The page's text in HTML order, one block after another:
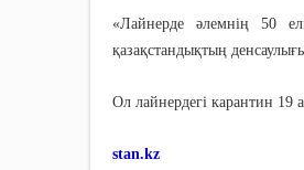
«Лайнерде әлемнің 50
қазақстандықтың
Ол лайнердегі карантин 19
stan.kz